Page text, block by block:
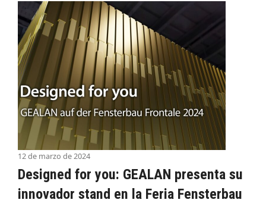
12 de marzo de 2024
Designed for you: GEALAN presenta su
innovador stand en la Feria Fensterbau